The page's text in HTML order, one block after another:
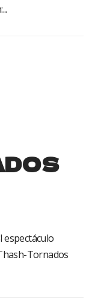
espectáculo
Tornados